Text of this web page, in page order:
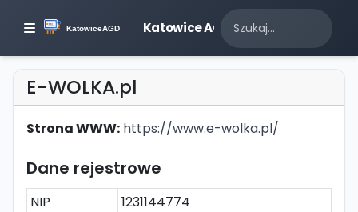
Katowice AGD
E-WOLKA.pl
Strona WWW: https://www.e-wolka.pl/
Dane rejestrowe
NIP
1231144774